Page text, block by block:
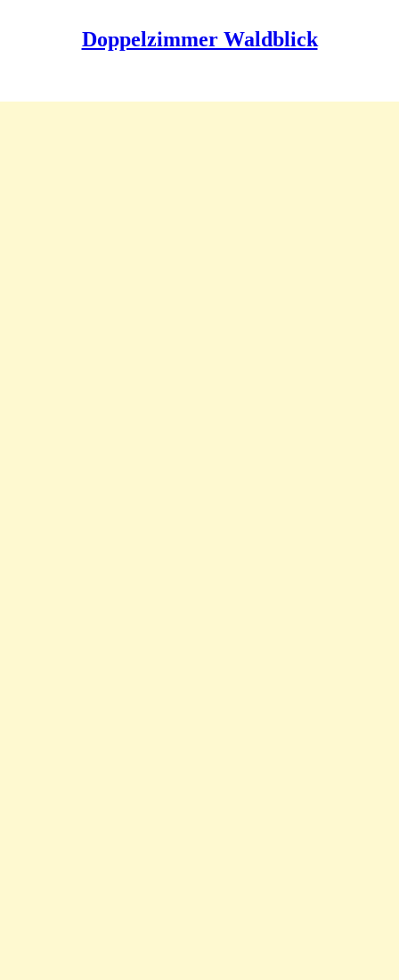
Doppelzimmer Waldblick